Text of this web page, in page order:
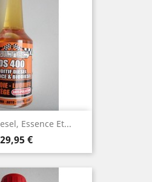
Essence Et...
Prix
29,95 €